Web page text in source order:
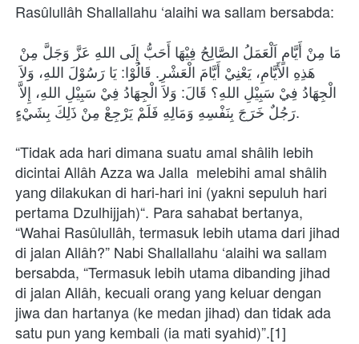
Rasûlullâh Shallallahu ‘alaihi wa sallam bersabda:
هَذِهِ الأَيَّامِ، يَعْنِيْ أَيَّامَ الْعَشْرِ. قَالُوْا: يَا رَسُوْلَ اللهِ، وَلاَ
الْجِهَادُ فِيْ سَبِيْلِ اللهِ؟ قَالَ: وَلاَ الْجِهَادُ فِيْ سَبِيْلِ اللهِ، إِلاَّ
رَجُلٌ خَرَجَ بِنَفْسِهِ وَمَالِهِ فَلَمْ يَرْجِعْ مِنْ ذَلِكَ بِشَيْءٍ.
“Tidak ada hari dimana suatu amal shâlih lebih
dicintai Allâh Azza wa Jalla  melebihi amal shâlih
yang dilakukan di hari-hari ini (yakni sepuluh hari
pertama Dzulhijjah)“. Para sahabat bertanya,
“Wahai Rasûlullâh, termasuk lebih utama dari jihad
di jalan Allâh?” Nabi Shallallahu ‘alaihi wa sallam
bersabda, “Termasuk lebih utama dibanding jihad
di jalan Allâh, kecuali orang yang keluar dengan
jiwa dan hartanya (ke medan jihad) dan tidak ada
satu pun yang kembali (ia mati syahid)”.[1]